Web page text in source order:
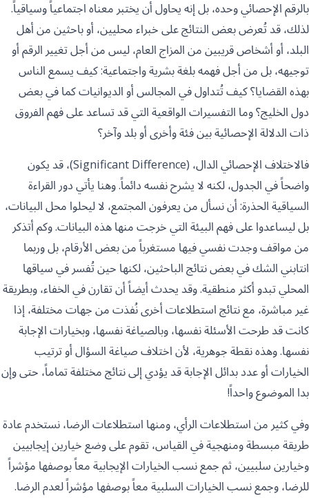
بالرقم الإحصائي وحده، بل إنه يحاول أن يختبر معناه اجتماعياً وسياقياً.
لذلك، قد تُعرض بعض النتائج على خبراء محليين، أو باحثين من أهل
البلد، أو أشخاص قريبين من المزاج العام، ليس من أجل تغيير الرقم أو
توجيهه، بل من أجل فهمه بلغة بشرية واجتماعية: كيف يسمع الناس
بهذه القضايا؟ كيف تُتداول في المجالس أو الديوانيات كما في بعض
دول الخليج؟ وما التفسيرات الواقعية التي قد تساعد على فهم الفروق
ذات الدلالة الإحصائية بين فئة وأخرى أو بلد وآخر؟
فالاختلاف الإحصائي الدال، (Significant Difference)، قد يكون
واضحاً في الجدول، لكنه لا يشرح نفسه دائماً. وهنا يأتي دور القراءة
السياقية الحذرة: أن نسأل من يعرفون المجتمع، لا ليحلوا محل البيانات،
بل ليساعدوا على فهم البيئة التي خرجت منها هذه البيانات. وكم أتذكر
من مواقف وجدت نفسي فيها مستغرباً من بعض الأرقام، بل وربما
انتابني الشك في بعض نتائج الباحثين، لكنها حين تُفسر في سياقها
المحلي تبدو أكثر منطقية. وقد يحدث أيضاً أن تقارن في الخفاء، وبطريقة
غير مباشرة، مع نتائج استطلاعات أخرى نُفذت من جهات مختلفة، إذا
كانت قد طرحت الأسئلة نفسها، وبالصياغة نفسها، وبخيارات الإجابة
نفسها. وهذه نقطة جوهرية، لأن اختلاف صياغة السؤال أو ترتيب
الخيارات أو عدد بدائل الإجابة قد يؤدي إلى نتائج مختلفة تماماً، حتى وإن
بدا الموضوع واحداً!
وفي كثير من استطلاعات الرأي، ومنها استطلاعات الرضا، نستخدم عادة
طريقة مبسطة ومنهجية في القياس، تقوم على وضع خيارين إيجابيين
وخيارين سلبيين، ثم جمع نسب الخيارات الإيجابية معاً بوصفها مؤشراً
للرضا، وجمع نسب الخيارات السلبية معاً بوصفها مؤشراً لعدم الرضا.